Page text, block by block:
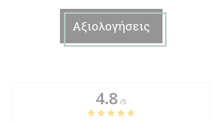
Αξιολογήσεις
4.8 /5